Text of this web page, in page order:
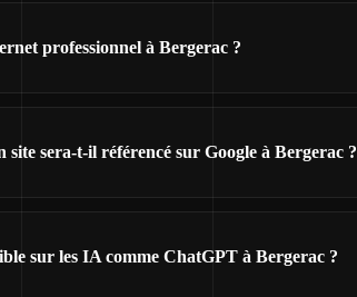
professionnel à Bergerac ?
site sera-t-il référencé sur Google à Bergerac ?
sur les IA comme ChatGPT à Bergerac ?